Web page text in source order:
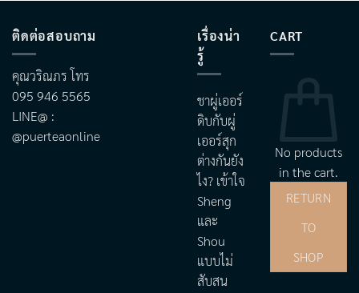
ติดต่อสอบถาม
คุณวริณภร โทร
095 946 5565
LINE@ :
@puerteaonline
เรื่องน่า
รู้
ชาผู่เออร์
ดิบกับผู่
เออร์สุก
ต่างกันยัง
ไง? เข้าใจ
Sheng
และ
Shou
แบบไม่
สับสน
CART
No products
in the cart.
RETURN
TO
SHOP